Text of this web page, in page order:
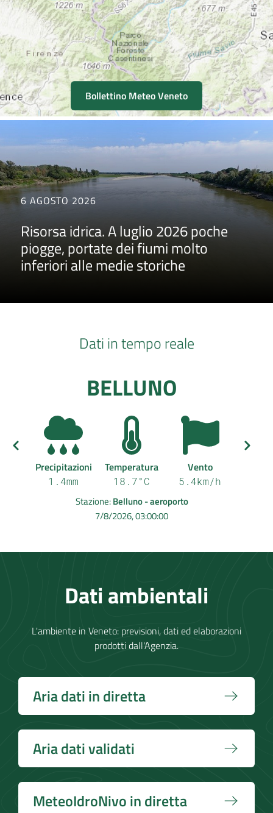
Bollettino Meteo Veneto
6 AGOSTO 2026
Risorsa idrica. A luglio 2026 poche
piogge, portate dei fiumi molto
inferiori alle medie storiche
Dati in tempo reale
BELLUNO
Precipitazioni
1.4mm
Temperatura
18.7°C
Vento
5.4km/h
Stazione:Belluno - aeroporto
7/8/2026, 03:00:00
Dati ambientali
L'ambiente in Veneto: previsioni, dati ed elaborazioni
prodotti dall'Agenzia.
Aria dati in diretta
Aria dati validati
MeteoIdroNivo in diretta